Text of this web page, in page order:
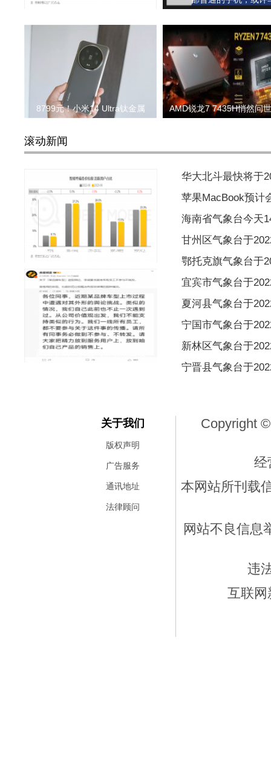
8799元！小米14 Ultra钛金属 AMD锐龙7 7435H悄然问
滚动新闻
当加价几百元就获得全方位的
华大北斗最快将于
苹果MacBook预计
海南省气象台今天
甘州区气象台于
鄂托克旗气象台于
宜宾市气象台于
夏河县气象台于
宁国市气象台于
新林区气象台于
宁晋县气象台于
关于我们
版权声明
广告服务
通讯地址
法律顾问
Copyright
经
本网站所刊载
网站不良信息
违
互联网